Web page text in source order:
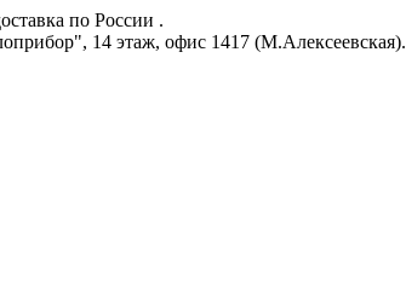
по России .
14 этаж, офис 1417 (М.Алексеевская).